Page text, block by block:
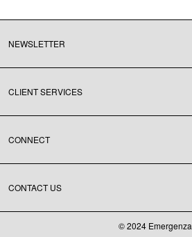
NEWSLETTER
CLIENT SERVICES
Оплата
CONNECT
CONTACT US
ОТПРАВИТЬ НАМ EMAIL
© 2024 Emergenza